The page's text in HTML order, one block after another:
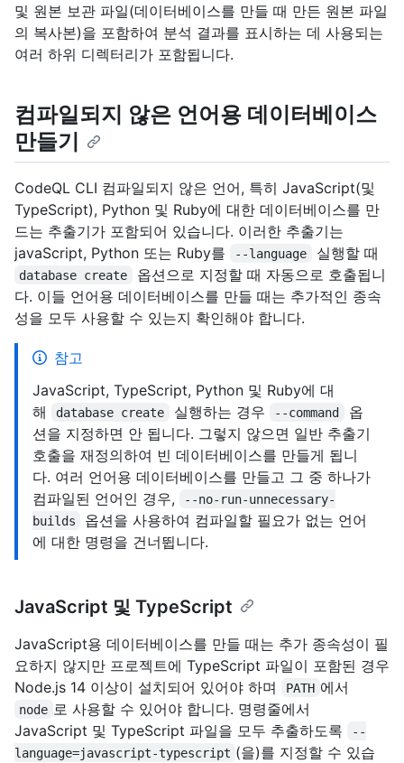
및 원본 보관 파일(데이터베이스를 만들 때 만든 원본 파일
의 복사본)을 포함하여 분석 결과를 표시하는 데 사용되는
여러 하위 디렉터리가 포함됩니다.
컴파일되지 않은 언어용 데이터베이스
만들기
CodeQL CLI 컴파일되지 않은 언어, 특히 JavaScript(및
TypeScript), Python 및 Ruby에 대한 데이터베이스를 만
드는 추출기가 포함되어 있습니다. 이러한 추출기는
javaScript, Python 또는 Ruby를
--language 실행할 때
database create
옵션으로 지정할 때 자동으로 호출됩니
다. 이들 언어용 데이터베이스를 만들 때는 추가적인 종속
성을 모두 사용할 수 있는지 확인해야 합니다.
참고
JavaScript, TypeScript, Python 및 Ruby에 대
해
database create 실행하는 경우 --command
옵
션을 지정하면 안 됩니다. 그렇지 않으면 일반 추출기
호출을 재정의하여 빈 데이터베이스를 만들게 됩니
다. 여러 언어용 데이터베이스를 만들고 그 중 하나가
컴파일된 언어인 경우,
--no-run-unnecessary-
builds
옵션을 사용하여 컴파일할 필요가 없는 언어
에 대한 명령을 건너뜁니다.
JavaScript 및 TypeScript
JavaScript용 데이터베이스를 만들 때는 추가 종속성이 필
요하지 않지만 프로젝트에 TypeScript 파일이 포함된 경우
Node.js 14 이상이 설치되어 있어야 하며
PATH 에서
node 로 사용할 수 있어야 합니다. 명령줄에서
JavaScript 및 TypeScript 파일을 모두 추출하도록
--
language=javascript-typescript (을)를 지정할 수 있습